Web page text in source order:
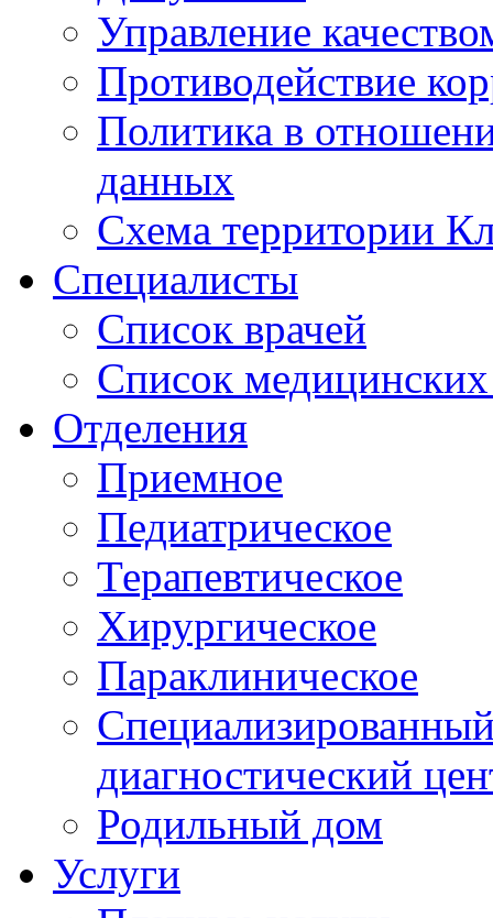
Управление
Противодействие
Политика в
данных
Схема территории
Специалисты
Список врачей
Список медицинских
Отделения
Приемное
Педиатрическое
Терапевтическое
Хирургическое
Параклиническое
диагностический
Родильный дом
Услуги